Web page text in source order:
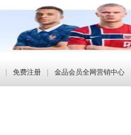
免费注册 金品会员全网营销中心